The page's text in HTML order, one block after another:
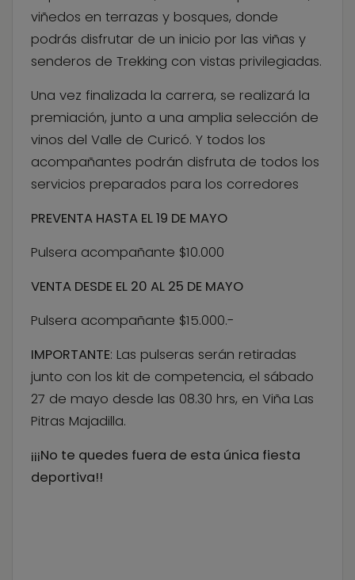
viñedos en terrazas y bosques, donde
podrás disfrutar de un inicio por las viñas y
senderos de Trekking con vistas privilegiadas.
Una vez finalizada la carrera, se realizará la
premiación, junto a una amplia selección de
vinos del Valle de Curicó. Y todos los
acompañantes podrán disfruta de todos los
servicios preparados para los corredores
PREVENTA HASTA EL 19 DE MAYO
Pulsera acompañante $10.000
VENTA DESDE EL 20 AL 25 DE MAYO
Pulsera acompañante $15.000.-
IMPORTANTE: Las pulseras serán retiradas
junto con los kit de competencia, el sábado
27 de mayo desde las 08.30 hrs, en Viña Las
Pitras Majadilla.
¡¡¡No te quedes fuera de esta única fiesta
deportiva!!